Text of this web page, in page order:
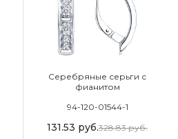
Серебряные серьги с
фианитом
94-120-01544-1
131.53 руб.328.83руб.